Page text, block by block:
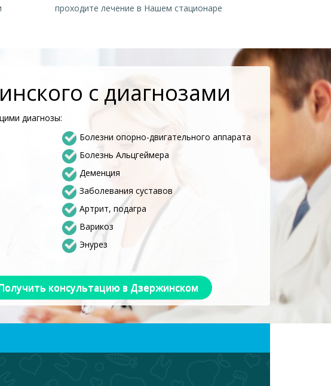
проходите лечение в Нашем стационаре
с диагнозами
диагнозы:
Болезни опорно-двигательного аппарата
Болезнь Альцгеймера
Деменция
Заболевания суставов
Артрит, подагра
Варикоз
Энурез
консультацию в Дзержинском